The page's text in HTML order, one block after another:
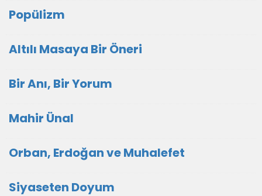
Popülizm
Altılı Masaya Bir Öneri
Bir Anı, Bir Yorum
Mahir Ünal
Orban, Erdoğan ve Muhalefet
Siyaseten Doyum